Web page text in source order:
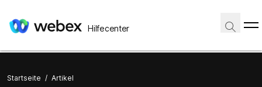
Hilfecenter
Startseite / Artikel